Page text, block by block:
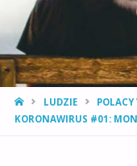
STRONA
GŁÓWNA
LUDZIE
KORONAWIRUS #01: